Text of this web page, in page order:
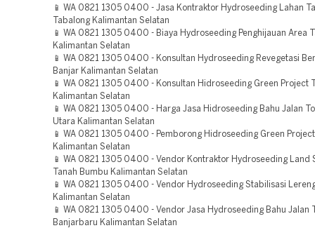
📱 WA 0821 1305 0400 - Jasa Kontraktor Hydroseeding Lahan
Tabalong Kalimantan Selatan
📱 WA 0821 1305 0400 - Biaya Hydroseeding Penghijauan Area
Kalimantan Selatan
📱 WA 0821 1305 0400 - Konsultan Hydroseeding Revegetasi
Banjar Kalimantan Selatan
📱 WA 0821 1305 0400 - Konsultan Hidroseeding Green Project
Kalimantan Selatan
📱 WA 0821 1305 0400 - Harga Jasa Hidroseeding Bahu Jalan
Utara Kalimantan Selatan
📱 WA 0821 1305 0400 - Pemborong Hidroseeding Green
Kalimantan Selatan
📱 WA 0821 1305 0400 - Vendor Kontraktor Hydroseeding Land
Tanah Bumbu Kalimantan Selatan
📱 WA 0821 1305 0400 - Vendor Hydroseeding Stabilisasi
Kalimantan Selatan
📱 WA 0821 1305 0400 - Vendor Jasa Hydroseeding Bahu Jalan
Banjarbaru Kalimantan Selatan